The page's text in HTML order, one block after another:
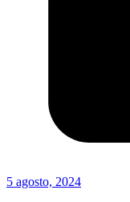
5 agosto, 2024